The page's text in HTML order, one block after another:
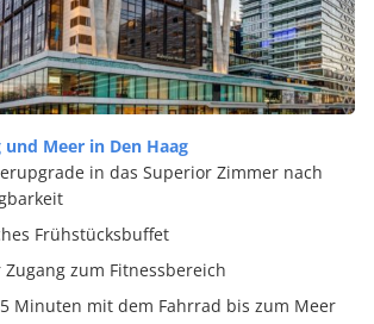
und Meer in Den Haag
in das Superior Zimmer nach
Frühstücksbuffet
Zugang zum Fitnessbereich
Minuten mit dem Fahrrad bis zum Meer